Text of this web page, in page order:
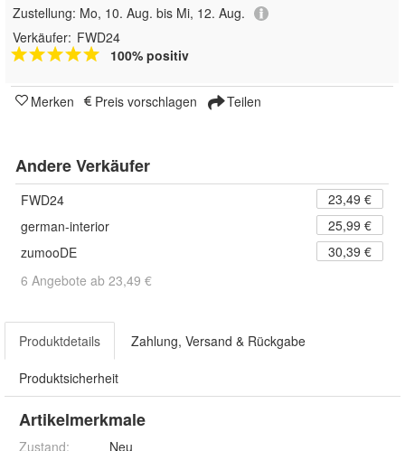
Zustellung: Mo, 10. Aug. bis Mi, 12. Aug.
Verkäufer: FWD24
100% positiv
Merken Preis vorschlagen Teilen
Andere Verkäufer
FWD24
23,49 €
german-interior
25,99 €
zumooDE
30,39 €
6 Angebote ab 23,49 €
Produktdetails Zahlung, Versand & Rückgabe
Produktsicherheit
Artikelmerkmale
Zustand:
Neu